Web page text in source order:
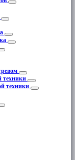
техники
техники